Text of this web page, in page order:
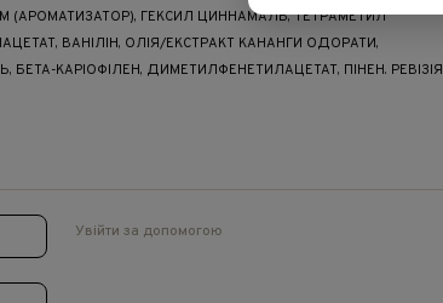
(АРОМАТИЗАТОР), ГЕКСИЛ ЦИННАМАЛЬ, ТЕТРАМЕТИЛ
ВАНІЛІН, ОЛІЯ/ЕКСТРАКТ КАНАНГИ ОДОРАТИ,
КАРІОФІЛЕН, ДИМЕТИЛФЕНЕТИЛАЦЕТАТ, ПІНЕН. РЕВІЗІЯ
Увійти за допомогою